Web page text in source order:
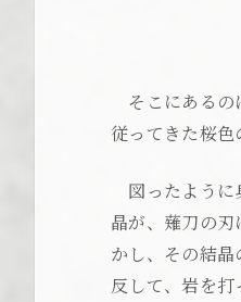
そこにあるの
従ってきた桜色
図ったように
晶が、薙刀の
かし、その結
反して、岩を